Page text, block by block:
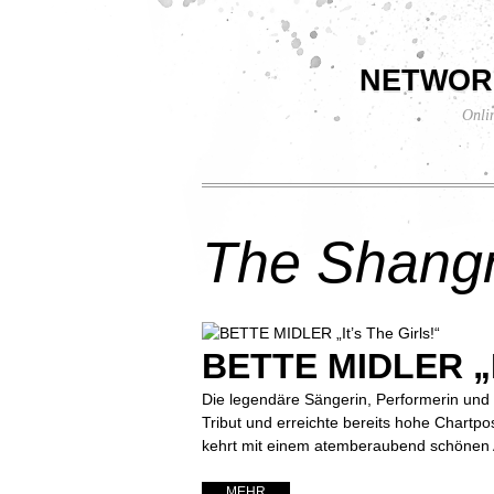
The
BETTE MIDLER
Die legendäre Sängerin, Performerin
Tribut und erreichte bereits hohe
kehrt mit einem atemberaubend